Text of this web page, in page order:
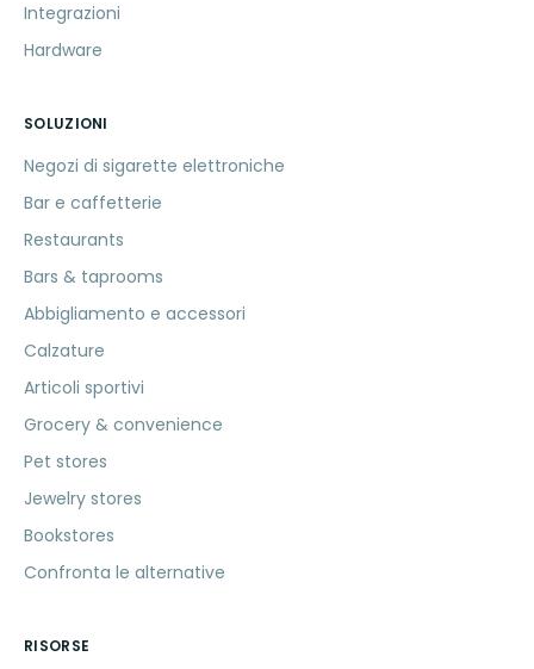
Integrazioni
Hardware
SOLUZIONI
Negozi di sigarette elettroniche
Bar e caffetterie
Restaurants
Bars & taprooms
Abbigliamento e accessori
Calzature
Articoli sportivi
Grocery & convenience
Pet stores
Jewelry stores
Bookstores
Confronta le alternative
RISORSE